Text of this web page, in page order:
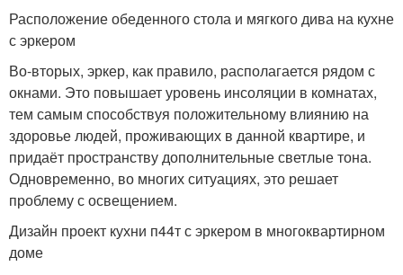
Расположение обеденного стола и мягкого дива на кухне
с эркером
Во-вторых, эркер, как правило, располагается рядом с
окнами. Это повышает уровень инсоляции в комнатах,
тем самым способствуя положительному влиянию на
здоровье людей, проживающих в данной квартире, и
придаёт пространству дополнительные светлые тона.
Одновременно, во многих ситуациях, это решает
проблему с освещением.
Дизайн проект кухни п44т с эркером в многоквартирном
доме